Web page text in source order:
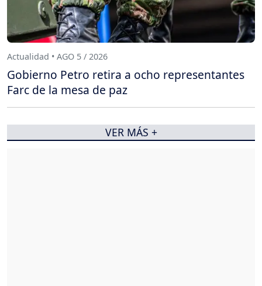
Actualidad • AGO 5 / 2026
Gobierno Petro retira a ocho representantes
Farc de la mesa de paz
VER MÁS +